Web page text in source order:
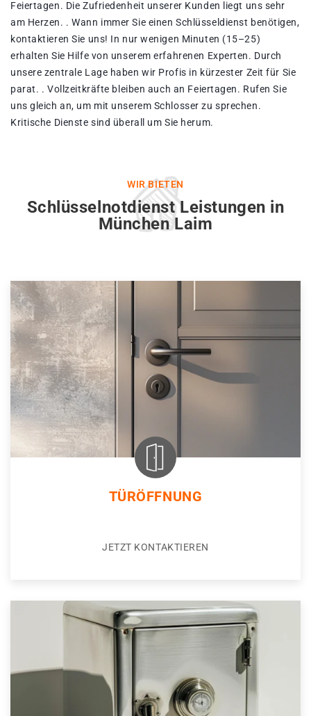
Feiertagen. Die Zufriedenheit unserer Kunden liegt uns sehr
am Herzen. . Wann immer Sie einen Schlüsseldienst benötigen,
kontaktieren Sie uns! In nur wenigen Minuten (15–25)
erhalten Sie Hilfe von unserem erfahrenen Experten. Durch
unsere zentrale Lage haben wir Profis in kürzester Zeit für Sie
parat. . Vollzeitkräfte bleiben auch an Feiertagen. Rufen Sie
uns gleich an, um mit unserem Schlosser zu sprechen.
Kritische Dienste sind überall um Sie herum.
WIR BIETEN
Schlüsselnotdienst Leistungen in
München Laim
TÜRÖFFNUNG
JETZT KONTAKTIEREN